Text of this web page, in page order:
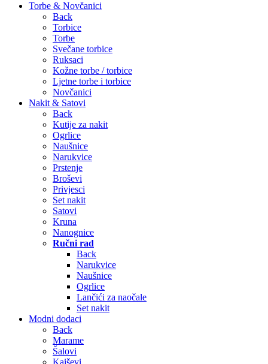
Torbe & Novčanici
Back
Torbice
Torbe
Svečane torbice
Ruksaci
Kožne torbe / torbice
Ljetne torbe i torbice
Novčanici
Nakit & Satovi
Back
Kutije za nakit
Ogrlice
Naušnice
Narukvice
Prstenje
Broševi
Privjesci
Set nakit
Satovi
Kruna
Nanognice
Ručni rad
Back
Narukvice
Naušnice
Ogrlice
Lančići za naočale
Set nakit
Modni dodaci
Back
Marame
Šalovi